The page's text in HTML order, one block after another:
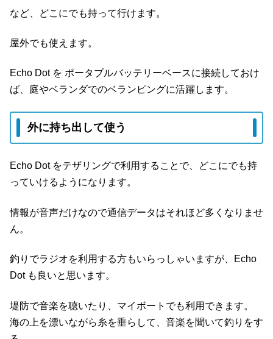
など、どこにでも持って行けます。
屋外でも使えます。
Echo Dot を ポータブルバッテリーベースに接続しておけ
ば、庭やベランダでのベランピングに活躍します。
外に持ち出して使う
Echo Dot をテザリングで利用することで、どこにでも持
っていけるようになります。
情報が音声だけなので通信データはそれほど多くなりませ
ん。
釣りでラジオを利用する方もいらっしゃいますが、Echo
Dot も良いと思います。
堤防で音楽を聴いたり、マイボートでも利用できます。
海の上を漂いながら糸を垂らして、音楽を聞いて釣りをす